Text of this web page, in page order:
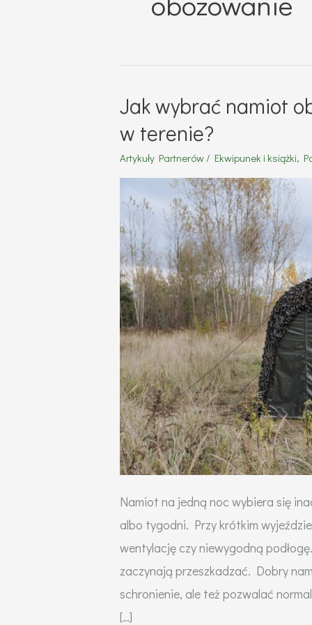
Jak wybrać namiot
w terenie?
Artykuły Partnerów / Ekwipunek i książki,
Namiot na jedną noc wybiera się
albo tygodni. Przy krótkim
wentylację czy niewygodną
zaczynają przeszkadzać. Dobry
schronienie, ale też pozwalać
[…]